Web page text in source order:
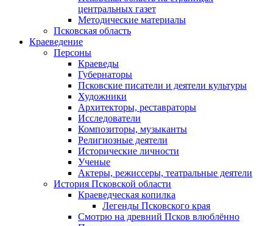
центральных газет
Методические материалы
Псковская область
Краеведение
Персоны
Краеведы
Губернаторы
Псковские писатели и деятели культуры
Художники
Архитекторы, реставраторы
Исследователи
Композиторы, музыканты
Религиозные деятели
Исторические личности
Ученые
Актеры, режиссеры, театральные деятели
История Псковской области
Краеведческая копилка
Легенды Псковского края
Смотрю на древний Псков влюблённо